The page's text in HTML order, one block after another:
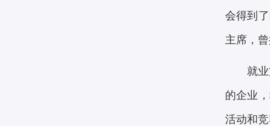
会得到
主席，
就
的企业
活动和